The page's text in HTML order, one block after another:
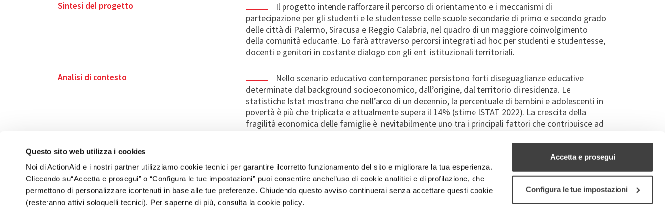
Questo sito web utilizza i cookies
Noi di ActionAid e i nostri partner utilizziamo cookie tecnici per garantire ilcorretto funzionamento del sito e migliorare la tua esperienza.
Cliccando su“Accetta e prosegui” o “Configura le tue impostazioni” puoi consentire anchel’uso di cookie analitici e di profilazione, che
permettono di personalizzare icontenuti in base alle tue preferenze. Chiudendo questo avviso continuerai senza accettare questi cookie
(resteranno attivi soloquelli tecnici). Per saperne di più, consulta la cookie policy.
Accetta e prosegui
Configura le tue impostazioni
Sintesi del progetto Il progetto intende rafforzare il percorso di orientamento e i meccanismi di
partecipazione per gli studenti e le studentesse delle scuole secondarie di primo e secondo grado
delle città di Palermo, Siracusa e Reggio Calabria, nel quadro di un maggiore coinvolgimento
della comunità educante. Lo farà attraverso percorsi integrati ad hoc per studenti e studentesse,
docenti e genitori in costante dialogo con gli enti istituzionali territoriali.
Analisi di contesto Nello scenario educativo contemporaneo persistono forti diseguaglianze educative
determinate dal background socioeconomico, dall’origine, dal territorio di residenza. Le
statistiche Istat mostrano che nell’arco di un decennio, la percentuale di bambini e adolescenti in
povertà è più che triplicata e attualmente supera il 14% (stime ISTAT 2022). La crescita della
fragilità economica delle famiglie è inevitabilmente uno tra i principali fattori che contribuisce ad
matematica e scienze al di sotto del livello base; questa percentuale sale al 37% nelle famiglie in
Nel panorama italiano dell’educazione, una situazione
particolarmente critica si riscontra in Calabria e Sicilia.